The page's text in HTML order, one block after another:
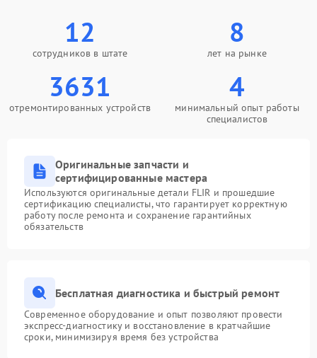
12
сотрудников в штате
8
лет на рынке
3631
отремонтированных устройств
4
минимальный опыт работы
специалистов
Оригинальные запчасти и
сертифицированные мастера
Используются оригинальные детали FLIR и прошедшие
сертификацию специалисты, что гарантирует корректную
работу после ремонта и сохранение гарантийных
обязательств
Бесплатная диагностика и быстрый ремонт
Современное оборудование и опыт позволяют провести
экспресс-диагностику и восстановление в кратчайшие
сроки, минимизируя время без устройства